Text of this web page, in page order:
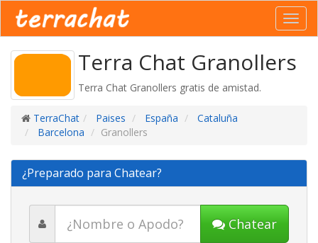
Terra Chat Granollers
Terra Chat Granollers gratis de amistad.
TerraChat Paises España
Cataluña
Barcelona
Granollers
¿Preparado para Chatear?
Chatear